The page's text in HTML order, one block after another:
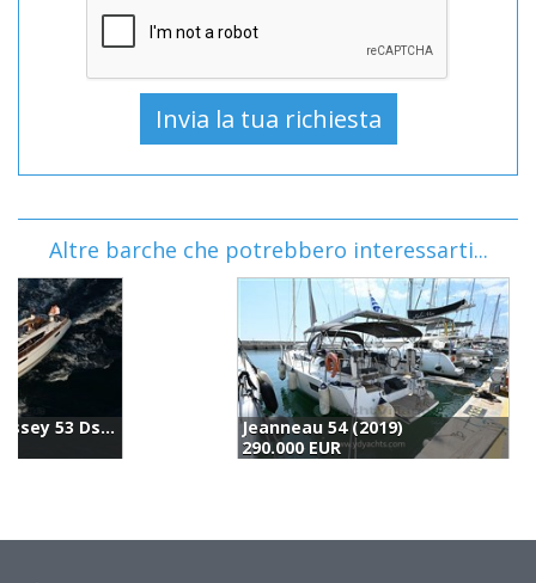
Altre barche che potrebbero interessarti...
Jeanneau 54 (2019)